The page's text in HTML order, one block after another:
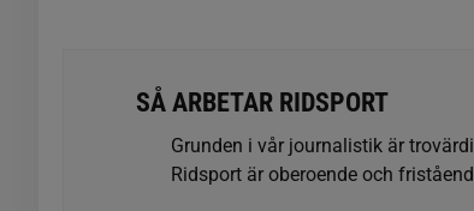
SÅ ARBETAR RIDSPORT
Grunden i vår journalistik är
Ridsport är oberoende och